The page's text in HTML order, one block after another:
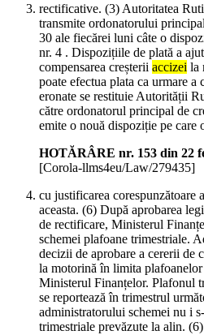
rectificative. (3) Autoritatea
transmite ordonatorului
30 ale fiecărei luni câte o
nr. 4 . Dispozițiile de plată a
compensarea creșterii accizei la
poate efectua plata ca urmare
eronate se restituie Autorității
către ordonatorul principal de
emite o nouă dispoziție pe care
HOTĂRÂRE nr. 153 din 22
[Corola-llms4eu/Law/279435]
cu justificarea corespunzătoare
aceasta. (6) După aprobarea
de rectificare, Ministerul
schemei plafoane trimestriale.
decizii de aprobare a cererii de
la motorină în limita
Ministerul Finanțelor. Plafonul
se reportează în trimestrul
administratorului schemei nu i
trimestriale prevăzute la alin.